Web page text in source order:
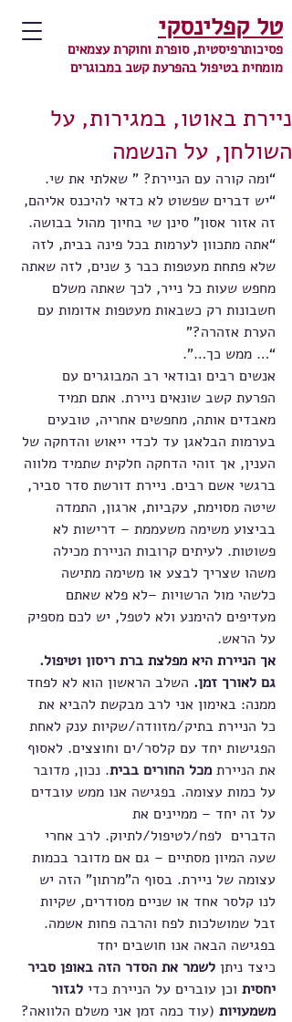
טל קפלינסקי
פסיכותרפיסטית, סופרת וחוקרת עצמאים
מומחית בטיפול בהפרעת קשב במבוגרים
ניירת באוטו, במגירות, על
השולחן, על הנשמה
“ומה קורה עם הניירת? ” שאלתי את שי.
“יש דברים שפשוט לא כדאי להיכנס אליהם,
זה אזור אסון” סינן שי בחיוך מהול בבושה.
“אתה מתכוון לערמות בכל פינה בבית, לזה
שלא פתחת מעטפות כבר 3 שנים, לזה שאתה
מחפש שעות כל נייר, לכך שאתה משלם
חשבונות רק כשבאות מעטפות אדומות עם
הערת אזהרה?”
“… ממש כך…”.
אנשים רבים ובודאי רב המבוגרים עם
הפרעת קשב שונאים ניירת. אתם תמיד
מאבדים אותה, מחפשים אחריה, טובעים
בערמות הבלאגן עד לכדי ייאוש והדחקה של
הענין, אך זוהי הדחקה חלקית שתמיד מלווה
ברגשי אשם רבים. ניירת דורשת סדר סביר,
שיטה מסוימת, עקביות, ארגון, התמדה
בביצוע משימה משעממת – דרישות לא
פשוטות. לעיתים קרובות הניירת מכילה
משהו שצריך לבצע או משימה מתישה
כלשהי מול הרשויות –לא פלא שאתם
מעדיפים להימנע ולא לטפל, יש לכם מספיק
על הראש.
אך הניירת היא מפלצת ברת ריסון וטיפול.
גם לאורך זמן. השלב הראשון הוא לא לפחד
ממנה: באימון אני לרב מבקשת להביא את
כל הניירת בתיק/מזוודה/שקיות ענק לאחת
הפגישות יחד עם קלסר/ים וחוצצים. לאסוף
את הניירת מכל החורים בבית. נכון, מדובר
על כמות עצומה. בפגישה אנו ממש עובדים
על זה יחד – ממיינים את
הדברים  לפח/לטיפול/לתיוק. לרב אחרי
שעה המיון מסתיים – גם אם מדובר בכמות
עצומה של ניירת. בסוף ה”מרתון” הזה יש
לנו קלסר אחד או שניים מסודרים, שקיות
זבל שמושלכות לפח והרבה פחות אשמה.
בפגישה הבאה אנו חושבים יחד
כיצד ניתן לשמר את הסדר הזה באופן סביר
יחסית וכן עוברים על הניירת כדי לגזור
משמעויות (עוד כמה זמן אני משלם הלוואה?